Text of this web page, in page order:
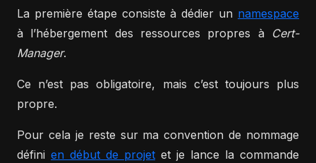
La première étape consiste à dédier un namespace
à l’hébergement des ressources propres à Cert-
Manager.
Ce n’est pas obligatoire, mais c’est toujours plus
propre.
Pour cela je reste sur ma convention de nommage
défini en début de projet et je lance la commande